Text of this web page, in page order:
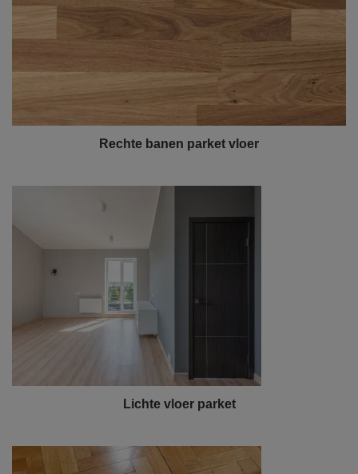
Rechte banen parket vloer
Lichte vloer parket